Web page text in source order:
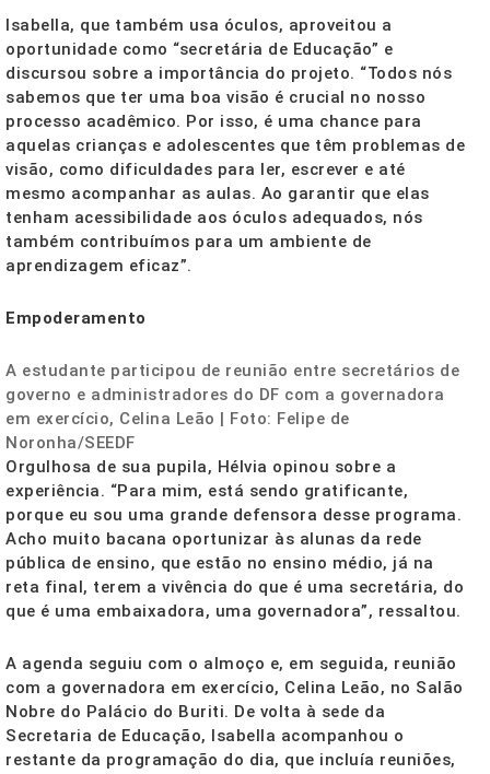
Isabella, que também usa óculos, aproveitou a
oportunidade como “secretária de Educação” e
discursou sobre a importância do projeto. “Todos nós
sabemos que ter uma boa visão é crucial no nosso
processo acadêmico. Por isso, é uma chance para
aquelas crianças e adolescentes que têm problemas de
visão, como dificuldades para ler, escrever e até
mesmo acompanhar as aulas. Ao garantir que elas
tenham acessibilidade aos óculos adequados, nós
também contribuímos para um ambiente de
aprendizagem eficaz”.
Empoderamento
A estudante participou de reunião entre secretários de
governo e administradores do DF com a governadora
em exercício, Celina Leão | Foto: Felipe de
Noronha/SEEDF
Orgulhosa de sua pupila, Hélvia opinou sobre a
experiência. “Para mim, está sendo gratificante,
porque eu sou uma grande defensora desse programa.
Acho muito bacana oportunizar às alunas da rede
pública de ensino, que estão no ensino médio, já na
reta final, terem a vivência do que é uma secretária, do
que é uma embaixadora, uma governadora”, ressaltou.
A agenda seguiu com o almoço e, em seguida, reunião
com a governadora em exercício, Celina Leão, no Salão
Nobre do Palácio do Buriti. De volta à sede da
Secretaria de Educação, Isabella acompanhou o
restante da programação do dia, que incluía reuniões,